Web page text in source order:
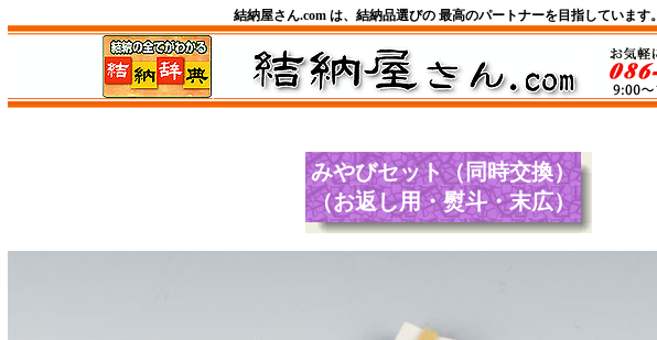
結納屋さん.com は、結納品選びの 最高のパートナーを目指しています。
みやびセット（同時交換）
（お返し用・熨斗・末広）